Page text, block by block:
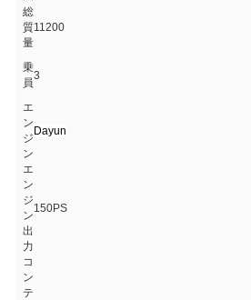
総
質
量
11200
乗
員
3
エ
ン
ジ
ン
Dayun
エ
ン
ジ
ン
出
力
150PS
コ
ン
テ